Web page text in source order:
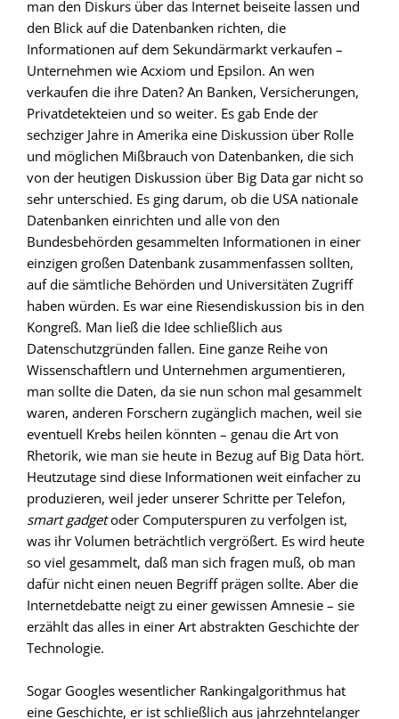
man den Diskurs über das Internet beiseite lassen und
den Blick auf die Datenbanken richten, die
Informationen auf dem Sekundärmarkt verkaufen –
Unternehmen wie Acxiom und Epsilon. An wen
verkaufen die ihre Daten? An Banken, Versicherungen,
Privatdetekteien und so weiter. Es gab Ende der
sechziger Jahre in Amerika eine Diskussion über Rolle
und möglichen Mißbrauch von Datenbanken, die sich
von der heutigen Diskussion über Big Data gar nicht so
sehr unterschied. Es ging darum, ob die USA nationale
Datenbanken einrichten und alle von den
Bundesbehörden gesammelten Informationen in einer
einzigen großen Datenbank zusammenfassen sollten,
auf die sämtliche Behörden und Universitäten Zugriff
haben würden. Es war eine Riesendiskussion bis in den
Kongreß. Man ließ die Idee schließlich aus
Datenschutzgründen fallen. Eine ganze Reihe von
Wissenschaftlern und Unternehmen argumentieren,
man sollte die Daten, da sie nun schon mal gesammelt
waren, anderen Forschern zugänglich machen, weil sie
eventuell Krebs heilen könnten – genau die Art von
Rhetorik, wie man sie heute in Bezug auf Big Data hört.
Heutzutage sind diese Informationen weit einfacher zu
produzieren, weil jeder unserer Schritte per Telefon,
smart gadgetoder Computerspuren zu verfolgen ist,
was ihr Volumen beträchtlich vergrößert. Es wird heute
so viel gesammelt, daß man sich fragen muß, ob man
dafür nicht einen neuen Begriff prägen sollte. Aber die
Internetdebatte neigt zu einer gewissen Amnesie – sie
erzählt das alles in einer Art abstrakten Geschichte der
Technologie.
Sogar Googles wesentlicher Rankingalgorithmus hat
eine Geschichte, er ist schließlich aus jahrzehntelanger